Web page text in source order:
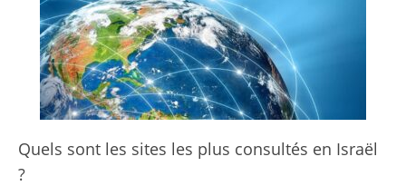
Quels sont les sites les plus consultés en Israël
?